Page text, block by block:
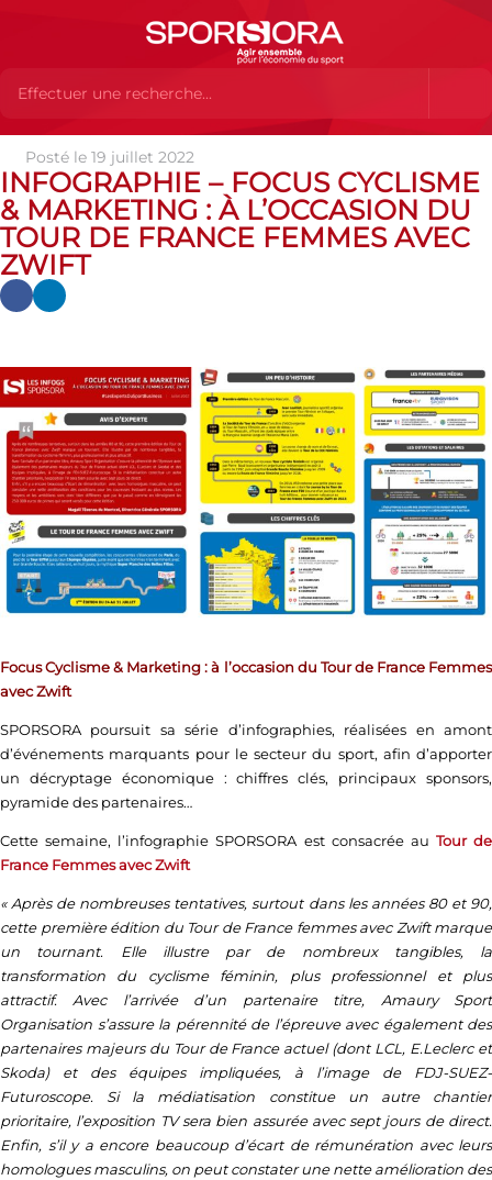
Actualités Actualités
– Focus Cyclisme & Marketing : à l’occasion du Tour de France
Femmes avec Zwift
Posté le 19 juillet 2022
INFOGRAPHIE – FOCUS CYCLISME
& MARKETING : À L’OCCASION DU
TOUR DE FRANCE FEMMES AVEC
ZWIFT
Focus Cyclisme & Marketing : à l’occasion du Tour de France Femmes
avec Zwift
SPORSORA poursuit sa série d’infographies, réalisées en amont
d’événements marquants pour le secteur du sport, afin d’apporter
un décryptage économique : chiffres clés, principaux sponsors,
pyramide des partenaires…
Cette semaine, l’infographie SPORSORA est consacrée au Tour de
France Femmes avec Zwift
« Après de nombreuses tentatives, surtout dans les années 80 et 90,
cette première édition du Tour de France femmes avec Zwift marque
un tournant. Elle illustre par de nombreux tangibles, la
transformation du cyclisme féminin, plus professionnel et plus
attractif. Avec l’arrivée d’un partenaire titre, Amaury Sport
Organisation s’assure la pérennité de l’épreuve avec également des
partenaires majeurs du Tour de France actuel (dont LCL, E.Leclerc et
Skoda) et des équipes impliquées, à l’image de FDJ-SUEZ-
Futuroscope. Si la médiatisation constitue un autre chantier
prioritaire, l’exposition TV sera bien assurée avec sept jours de direct.
Enfin, s’il y a encore beaucoup d’écart de rémunération avec leurs
homologues masculins, on peut constater une nette amélioration des